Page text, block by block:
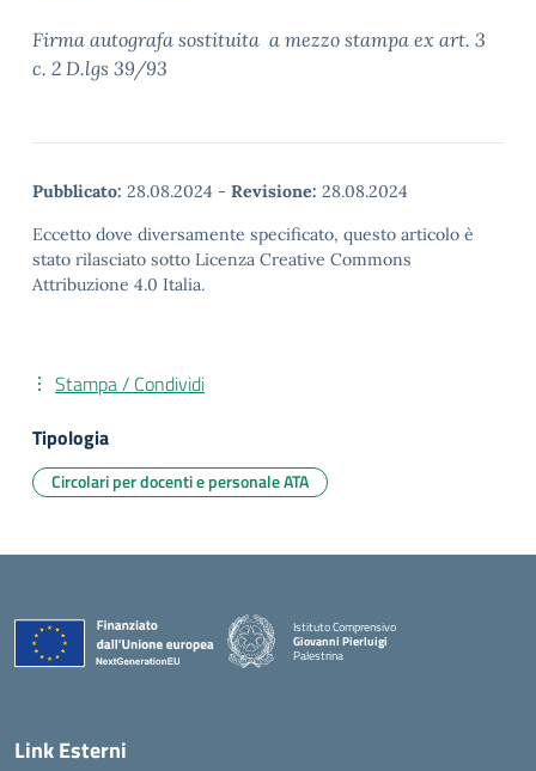
Firma autografa sostituita a mezzo stampa ex art. 3
c. 2 D.lgs 39/93
Pubblicato: 28.08.2024 - Revisione: 28.08.2024
Eccetto dove diversamente specificato, questo articolo è
stato rilasciato sotto Licenza Creative Commons
Attribuzione 4.0 Italia.
Stampa / Condividi
Tipologia
Circolari per docenti e personale ATA
Istituto Comprensivo
Giovanni Pierluigi
Palestrina
Link Esterni